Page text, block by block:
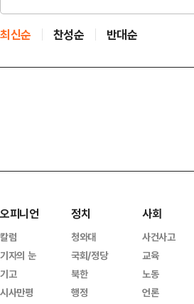
최신순 찬성순 반대순
오피니언
칼럼
기자의 눈
기고
시사만평
정치
청와대
국회/정당
북한
행정
사회
사건사고
교육
노동
언론